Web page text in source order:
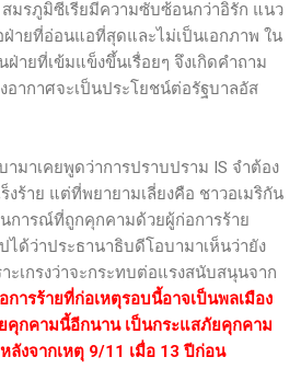
มิซีเรียมีความซับซ้อนกว่าอิรัก แนว
ายที่อ่อนแอที่สุดและไม่เป็นเอกภาพ ใน
ฝ่ายที่เข้มแข็งขึ้นเรื่อยๆ จึงเกิดคำถาม
อากาศจะเป็นประโยชน์ต่อรัฐบาลอัส
เคยพูดว่าการปราบปราม IS จำต้อง
งร้าย แต่ที่พยายามเลี่ยงคือ ชาวอเมริกัน
การณ์ที่ถูกคุกคามด้วยผู้ก่อการร้าย
ได้ว่าประธานาธิบดีโอบามาเห็นว่ายัง
าะเกรงว่าจะกระทบต่อแรงสนับสนุนจาก
การร้ายที่ก่อเหตุรอบนี้อาจเป็นพลเมือง
คุกคามนี้อีกนาน เป็นกระแสภัยคุกคาม
ลังจากเหตุ 9/11 เมื่อ 13 ปีก่อน